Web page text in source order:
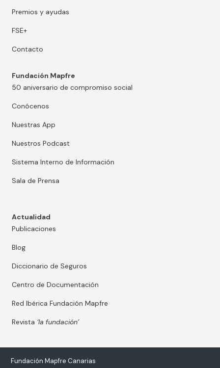
Premios y ayudas
FSE+
Contacto
Fundación Mapfre
50 aniversario de compromiso social
Conócenos
Nuestras App
Nuestros Podcast
Sistema Interno de Información
Sala de Prensa
Actualidad
Publicaciones
Blog
Diccionario de Seguros
Centro de Documentación
Red Ibérica Fundación Mapfre
Revista ‘la fundación’
Fundación Mapfre Canarias